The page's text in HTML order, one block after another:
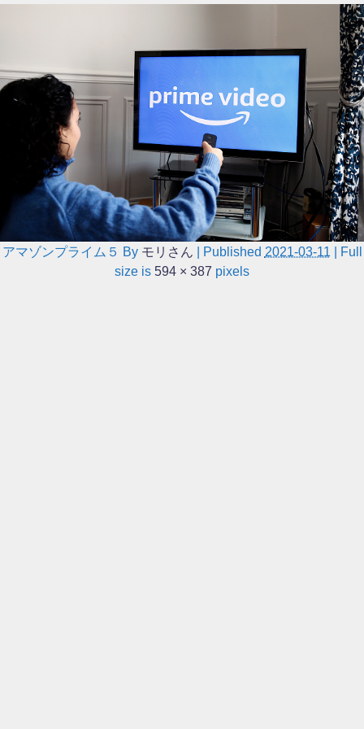
アマゾンプライム５ By モリさん Published 2021-03-11
Full
size is 594 × 387 pixels